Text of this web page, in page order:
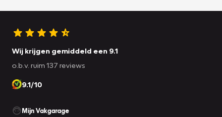
Wij krijgen gemiddeld een 9.1
o.b.v. ruim 137 reviews
9.1/10
Mijn Vakgarage